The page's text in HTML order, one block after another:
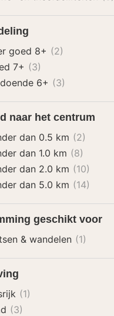
goed 8+ (2)
7+ (3)
6+ (3)
naar het centrum
dan 0.5 km (2)
dan 1.0 km (8)
dan 2.0 km (10)
dan 5.0 km (14)
geschikt voor
& wandelen (1)
(1)
(3)